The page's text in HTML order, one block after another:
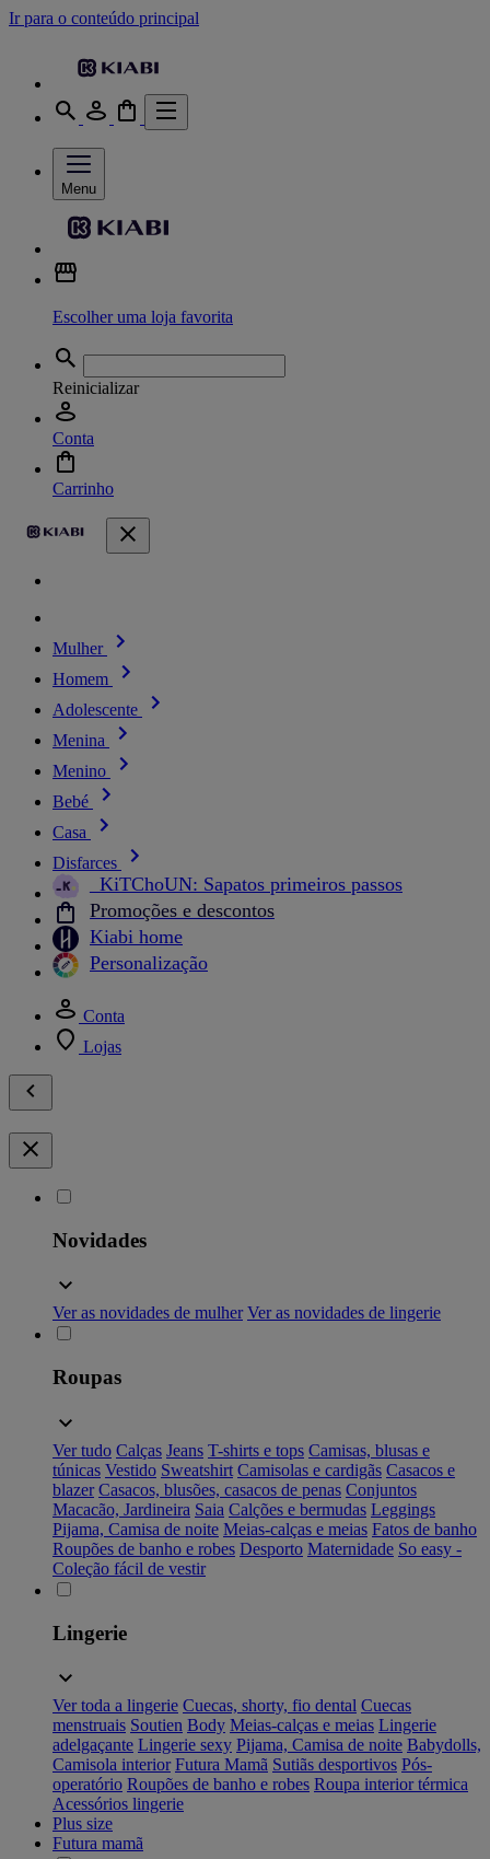
Ir para o conteúdo principal
Menu
Escolher uma loja favorita
Reinicializar
Conta
Carrinho
Mulher
Homem
Adolescente
Menina
Menino
Bebé
Casa
Disfarces
_KiTChoUN: Sapatos primeiros passos
Promoções e descontos
Kiabi home
Personalização
Conta
Lojas
Novidades
Ver as novidades de mulher Ver as novidades de lingerie
Roupas
Ver tudo Calças Jeans T-shirts e tops Camisas, blusas e
túnicas Vestido Sweatshirt Camisolas e cardigãs Casacos e
blazer Casacos, blusões, casacos de penas Conjuntos
Macacão, Jardineira Saia Calções e bermudas Leggings
Pijama, Camisa de noite Meias-calças e meias Fatos de banho
Roupões de banho e robes Desporto Maternidade So easy -
Coleção fácil de vestir
Lingerie
Ver toda a lingerie Cuecas, shorty, fio dental Cuecas
menstruais Soutien Body Meias-calças e meias Lingerie
adelgaçante Lingerie sexy Pijama, Camisa de noite Babydolls,
Camisola interior Futura Mamã Sutiãs desportivos Pós-
operatório Roupões de banho e robes Roupa interior térmica
Acessórios lingerie
Plus size
Futura mamã